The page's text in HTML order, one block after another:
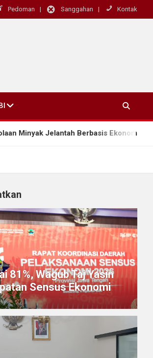
Pedoman Sanggahan Kontak
Jelantah Berbasis Ekonomi Sirkular
81%, Wagub Taj Yasin
Sensus Ekonomi